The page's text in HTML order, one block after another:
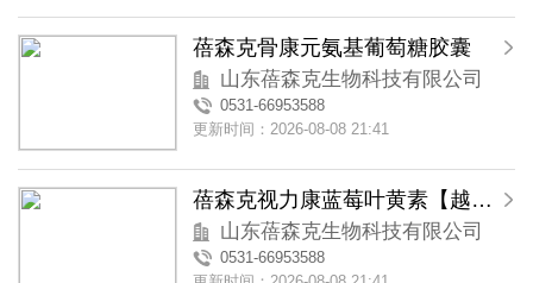
蓓森克骨康元氨基葡萄糖胶囊
山东蓓森克生物科技有限公司
0531-66953588
更新时间：2026-08-08 21:41
蓓森克视力康蓝莓叶黄素【越橘叶黄素】软胶囊
山东蓓森克生物科技有限公司
0531-66953588